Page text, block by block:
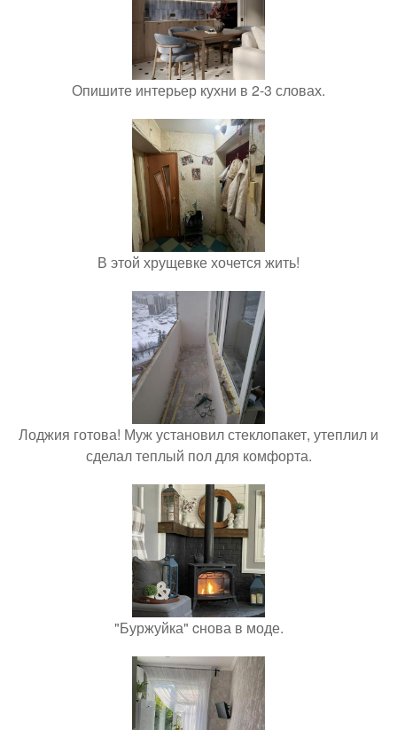
Опишите интерьер кухни в 2-3 словах.
В этой хрущевке хочется жить!
Лоджия готова! Муж установил стеклопакет, утеплил и
сделал теплый пол для комфорта.
"Буржуйка" cнова в моде.